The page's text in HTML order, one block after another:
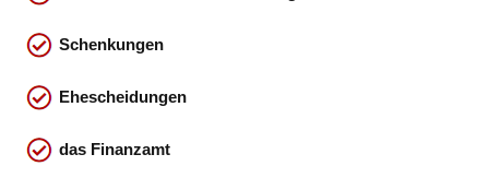
Schenkungen
Ehescheidungen
das Finanzamt